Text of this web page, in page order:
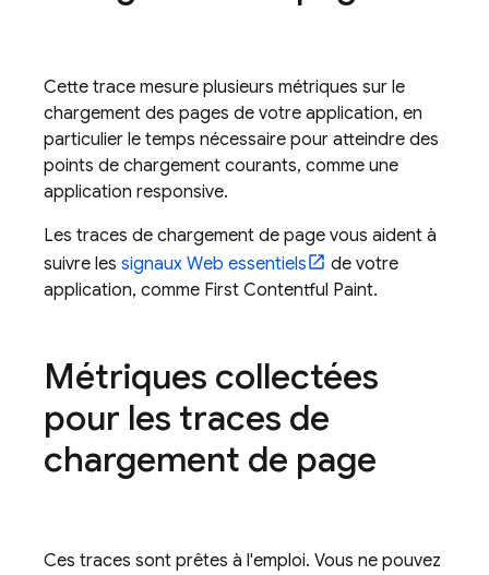
Cette trace mesure plusieurs métriques sur le
chargement des pages de votre application, en
particulier le temps nécessaire pour atteindre des
points de chargement courants, comme une
application responsive.
Les traces de chargement de page vous aident à
suivre les signaux Web essentiels
de votre
application, comme First Contentful Paint.
Métriques collectées
pour les traces de
chargement de page
Ces traces sont prêtes à l'emploi. Vous ne pouvez